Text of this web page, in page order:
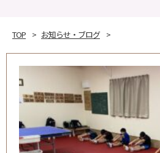
TOP お知らせ・ブログ